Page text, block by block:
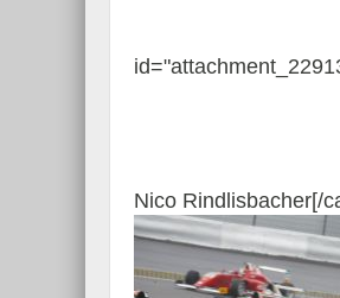
Nico Rindlisbacher[/